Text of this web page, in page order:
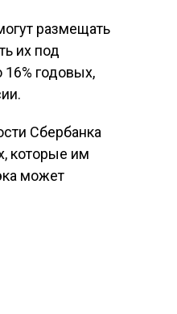
размещать
их под
годовых,
Сбербанка
которые им
может